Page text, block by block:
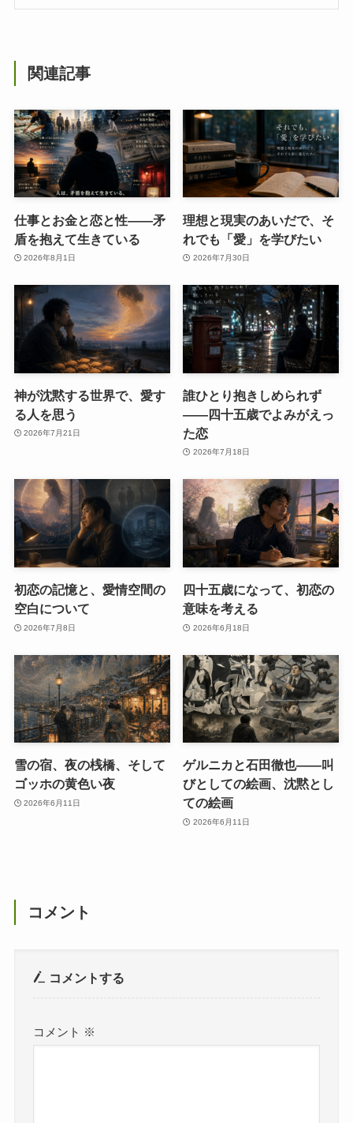
関連記事
仕事とお金と恋と性——矛
盾を抱えて生きている
2026年8月1日
理想と現実のあいだで、そ
れでも「愛」を学びたい
2026年7月30日
神が沈黙する世界で、愛す
る人を思う
2026年7月21日
誰ひとり抱きしめられず
――四十五歳でよみがえっ
た恋
2026年7月18日
初恋の記憶と、愛情空間の
空白について
2026年7月8日
四十五歳になって、初恋の
意味を考える
2026年6月18日
雪の宿、夜の桟橋、そして
ゴッホの黄色い夜
2026年6月11日
ゲルニカと石田徹也――叫
びとしての絵画、沈黙とし
ての絵画
2026年6月11日
コメント
コメントする
コメント ※